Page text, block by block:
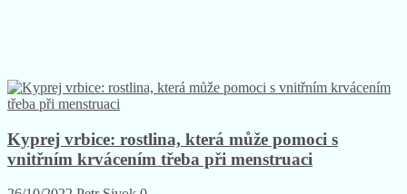
Kyprej vrbice: rostlina, která může pomoci s